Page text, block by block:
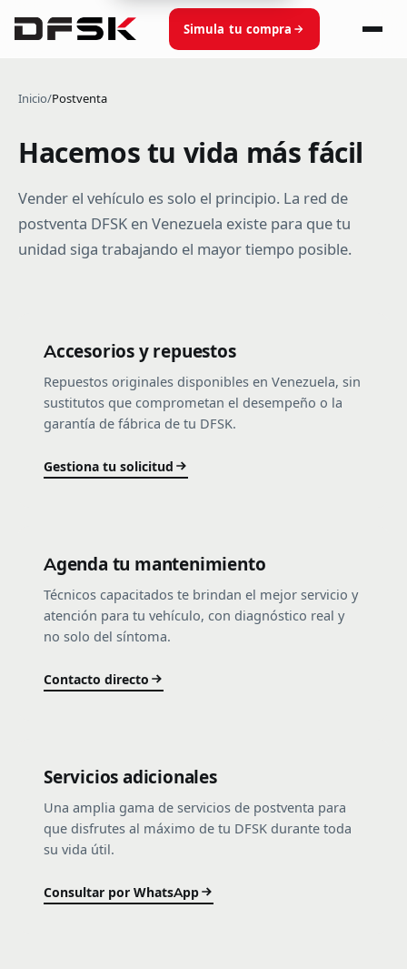
Simula tu compra
Inicio/Postventa
Hacemos tu vida más fácil
Vender el vehículo es solo el principio. La red de
postventa DFSK en Venezuela existe para que tu
unidad siga trabajando el mayor tiempo posible.
Accesorios y repuestos
Repuestos originales disponibles en Venezuela, sin
sustitutos que comprometan el desempeño o la
garantía de fábrica de tu DFSK.
Gestiona tu solicitud
Agenda tu mantenimiento
Técnicos capacitados te brindan el mejor servicio y
atención para tu vehículo, con diagnóstico real y
no solo del síntoma.
Contacto directo
Servicios adicionales
Una amplia gama de servicios de postventa para
que disfrutes al máximo de tu DFSK durante toda
su vida útil.
Consultar por WhatsApp